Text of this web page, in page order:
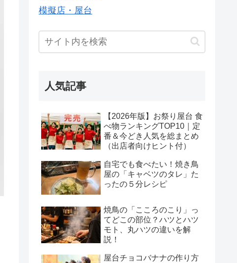
模擬店・屋台
人気記事
【2026年版】お祭り屋台 食
べ物ランキングTOP10｜定
番＆今どき人気を総まとめ
（出店者向けヒント付）
自宅でも食べたい！焼き鳥
屋の「キャベツのタレ」た
ったの５分レシピ
焼鳥の「こころのこり」っ
てどこの部位？ハツとハツ
モト、丸ハツの違いを解
説！
屋台チョコバナナの作り方